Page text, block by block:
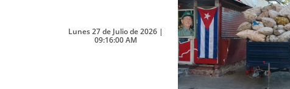
Lunes 27 de Julio de 2026 |
09:16:00 AM